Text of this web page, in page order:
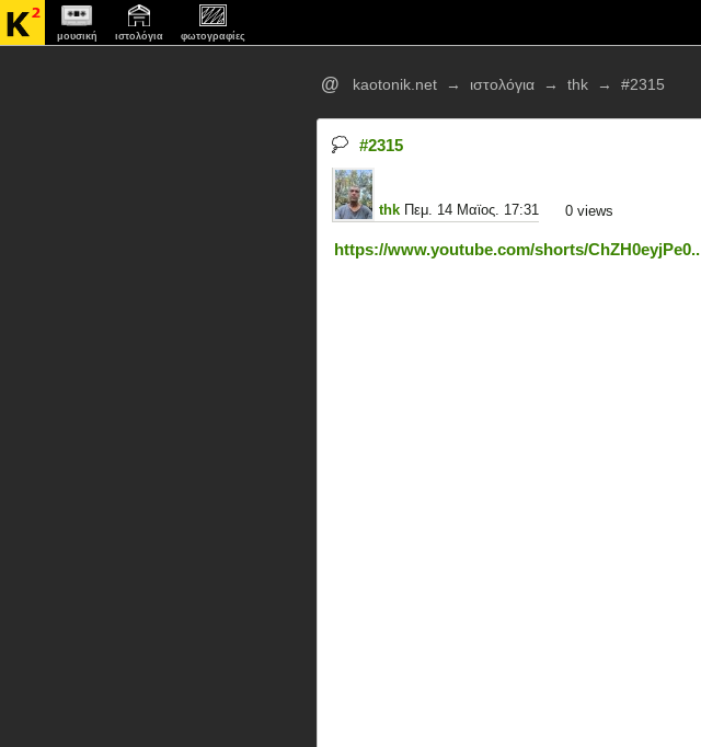
μουσική ιστολόγια φωτογραφίες
@ kaotonik.net → ιστολόγια → thk → #2315
#2315
thkΠεμ. 14 Μαϊος. 17:31 0views
https://www.youtube.com/shorts/ChZH0eyjPe0..